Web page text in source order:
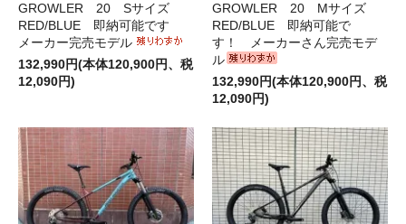
GROWLER 20 Sサイズ
RED/BLUE 即納可能です
メーカー完売モデル
132,990円(本体120,900円、税
12,090円)
GROWLER 20 Mサイズ
RED/BLUE 即納可能で
す！ メーカーさん完売モデ
ル
132,990円(本体120,900円、税
12,090円)